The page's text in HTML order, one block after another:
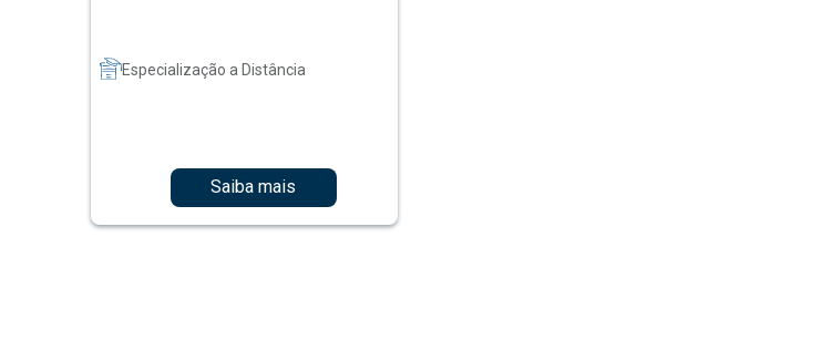
Especialização a Distância
Saiba mais